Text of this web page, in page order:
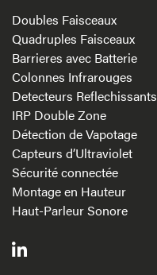
Doubles Faisceaux
Quadruples Faisceaux
Barrieres avec Batterie
Colonnes Infrarouges
Detecteurs Reflechissants
IRP Double Zone
Détection de Vapotage
Capteurs d’Ultraviolet
Sécurité connectée
Montage en Hauteur
Haut-Parleur Sonore